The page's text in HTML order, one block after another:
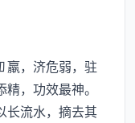
，济危弱，驻
，功效最神。
长流水，摘去其